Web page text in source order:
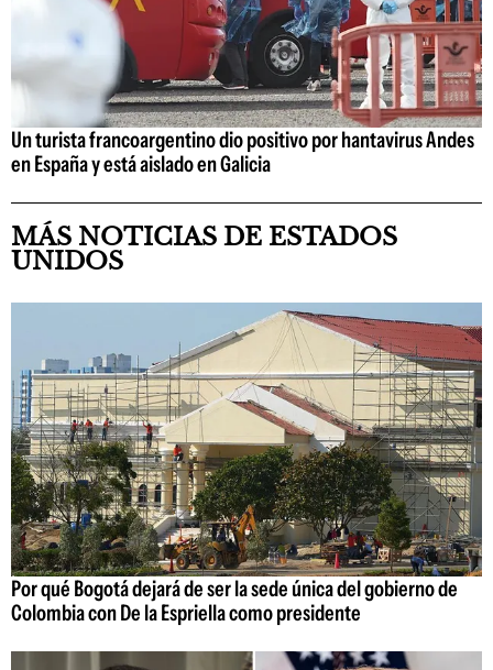
Un turista francoargentino dio positivo por hantavirus Andes
en España y está aislado en Galicia
MÁS NOTICIAS DE ESTADOS
UNIDOS
Por qué Bogotá dejará de ser la sede única del gobierno de
Colombia con De la Espriella como presidente